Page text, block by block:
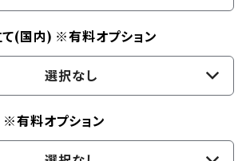
て(国内) ※有料オプション
選択なし
※有料オプション